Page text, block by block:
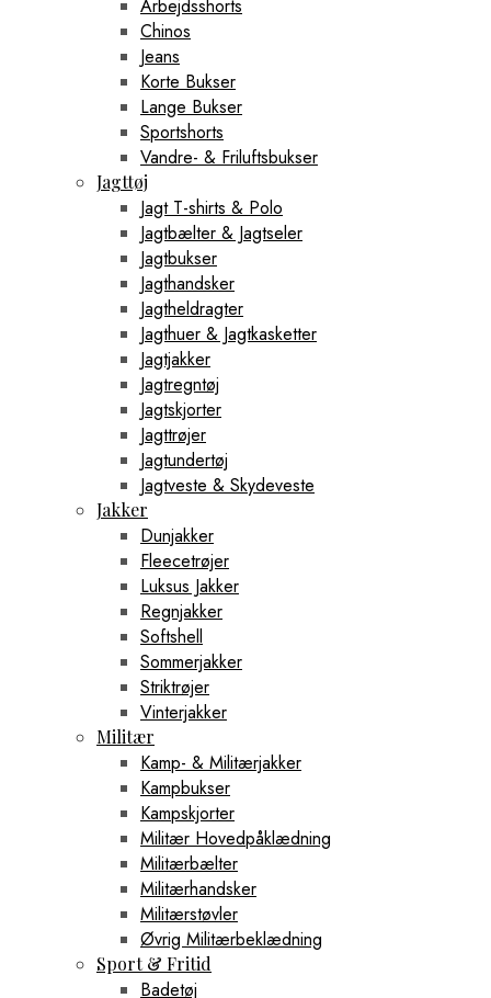
Arbejdsshorts
Chinos
Jeans
Korte Bukser
Lange Bukser
Sportshorts
Vandre- & Friluftsbukser
Jagttøj
Jagt T-shirts & Polo
Jagtbælter & Jagtseler
Jagtbukser
Jagthandsker
Jagtheldragter
Jagthuer & Jagtkasketter
Jagtjakker
Jagtregntøj
Jagtskjorter
Jagttrøjer
Jagtundertøj
Jagtveste & Skydeveste
Jakker
Dunjakker
Fleecetrøjer
Luksus Jakker
Regnjakker
Softshell
Sommerjakker
Striktrøjer
Vinterjakker
Militær
Kamp- & Militærjakker
Kampbukser
Kampskjorter
Militær Hovedpåklædning
Militærbælter
Militærhandsker
Militærstøvler
Øvrig Militærbeklædning
Sport & Fritid
Badetøj